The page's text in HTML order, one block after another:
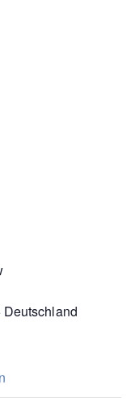
Deutschland